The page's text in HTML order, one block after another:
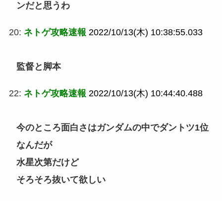
ンだと思うわ
20: ネトゲ攻略速報 2022/10/13(木) 10:38:55.033
監督と脚本
22: ネトゲ攻略速報 2022/10/13(木) 10:44:40.488
今のところ面白さはガンダムの中でダントツ1位
なんだが
水星次第だけど
そろそろ抜いて欲しい